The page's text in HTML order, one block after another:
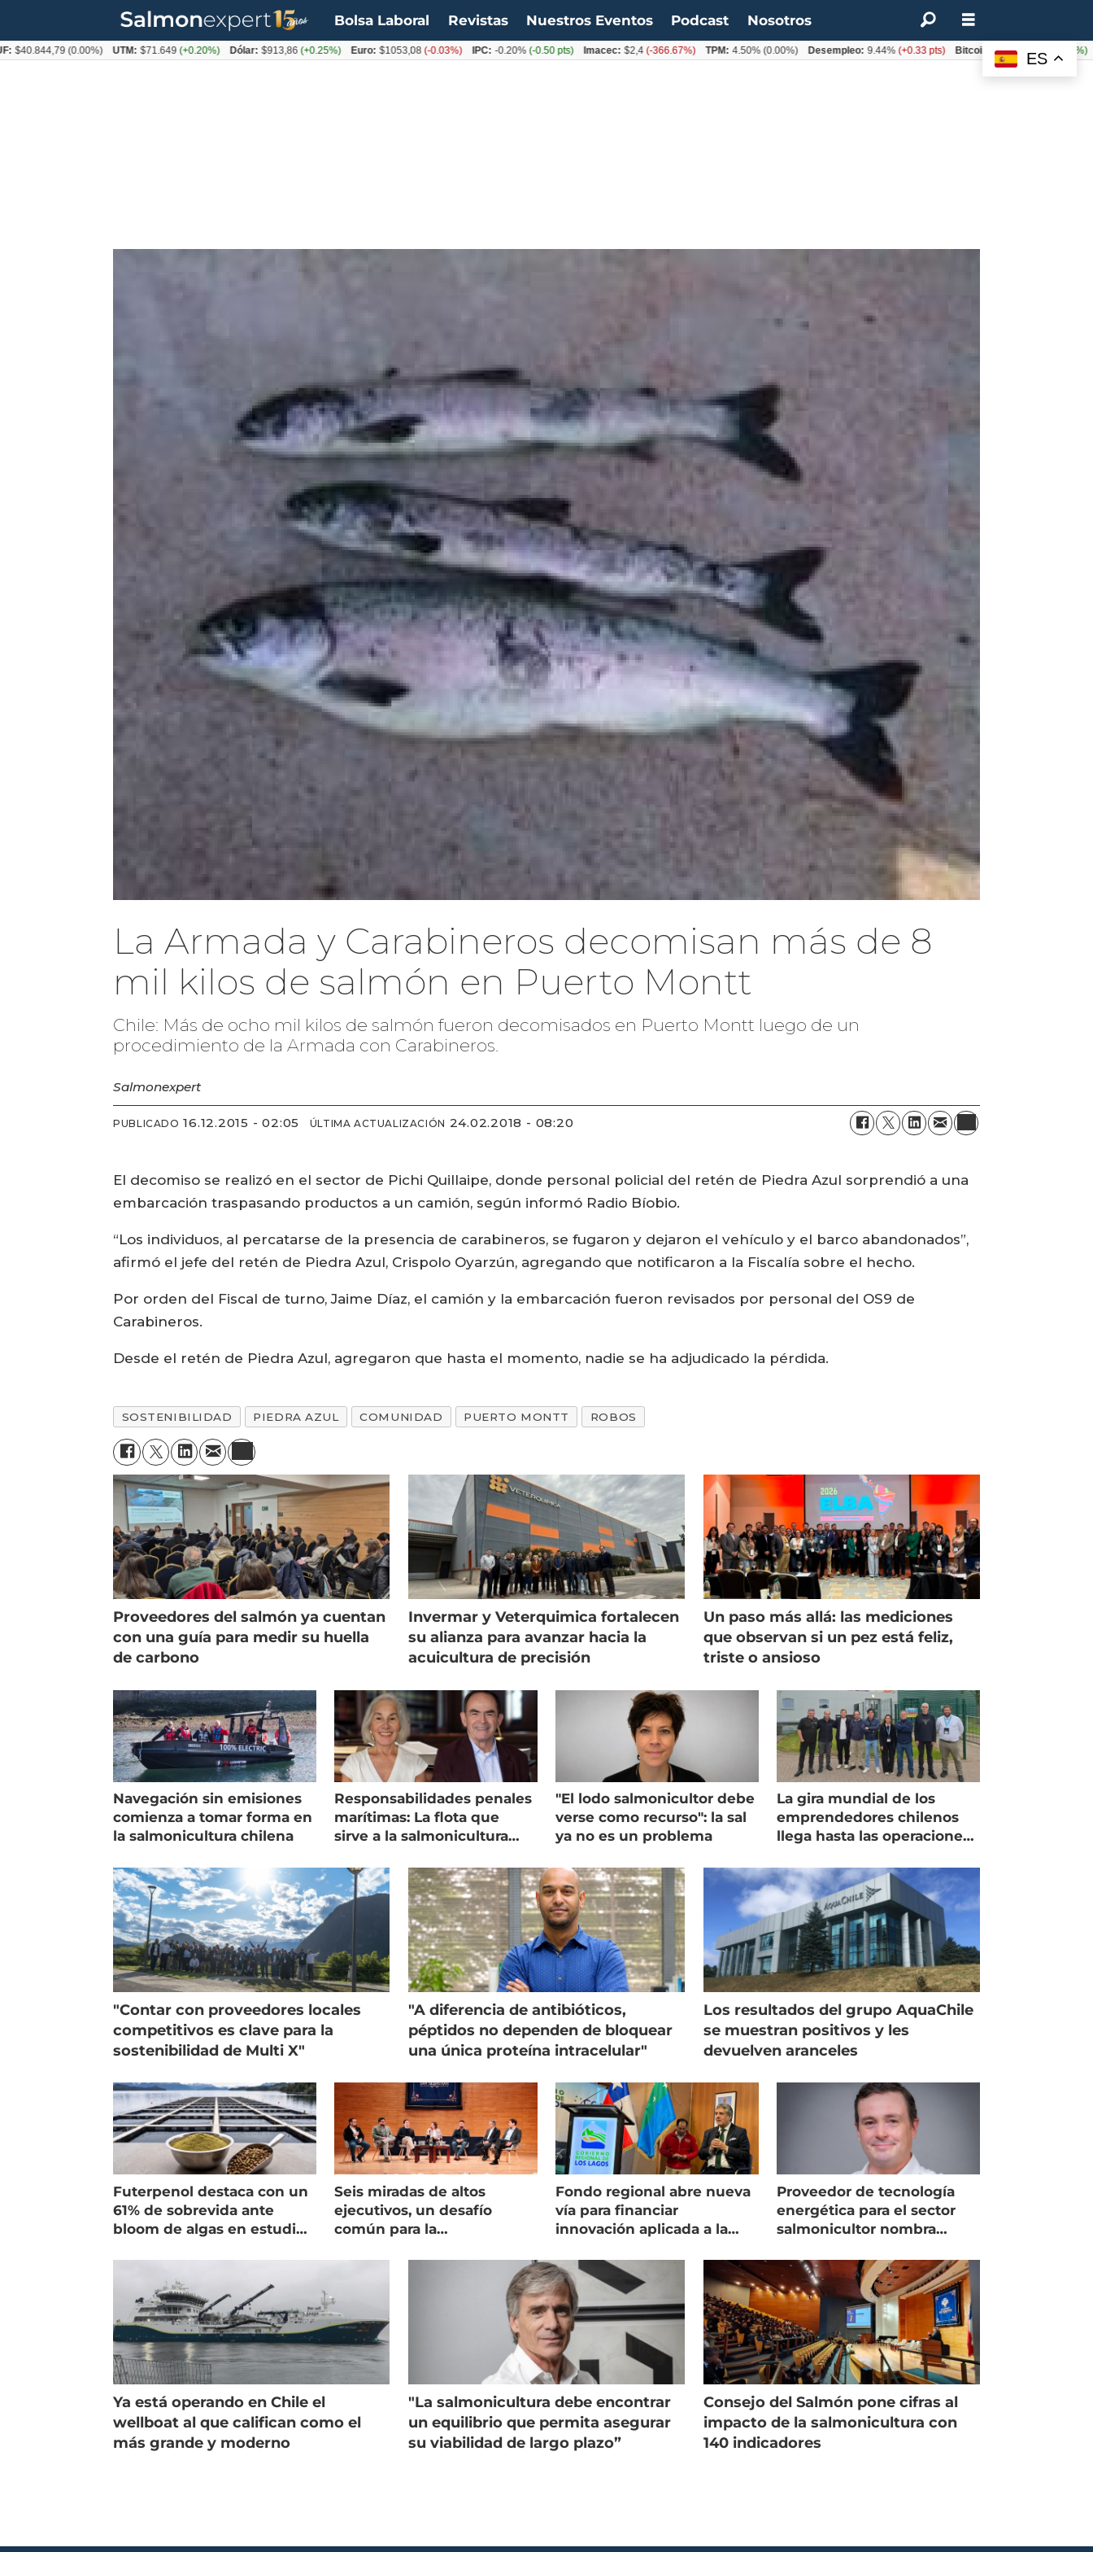
Bolsa Laboral Revistas Nuestros Eventos Podcast Nosotros
La Armada y Carabineros decomisan más de 8
mil kilos de salmón en Puerto Montt
Chile: Más de ocho mil kilos de salmón fueron decomisados en Puerto Montt luego de un
procedimiento de la Armada con Carabineros.
Salmonexpert
PUBLICADO 16.12.2015 - 02:05 ÚLTIMA ACTUALIZACIÓN 24.02.2018 - 08:20
El decomiso se realizó en el sector de Pichi Quillaipe, donde personal policial del retén de Piedra Azul sorprendió a una
embarcación traspasando productos a un camión, según informó Radio Bíobio.
“Los individuos, al percatarse de la presencia de carabineros, se fugaron y dejaron el vehículo y el barco abandonados”,
afirmó el jefe del retén de Piedra Azul, Crispolo Oyarzún, agregando que notificaron a la Fiscalía sobre el hecho.
Por orden del Fiscal de turno, Jaime Díaz, el camión y la embarcación fueron revisados por personal del OS9 de
Carabineros.
Desde el retén de Piedra Azul, agregaron que hasta el momento, nadie se ha adjudicado la pérdida.
SOSTENIBILIDAD PIEDRA AZUL COMUNIDAD PUERTO MONTT ROBOS
Proveedores del salmón ya cuentan
con una guía para medir su huella
de carbono
Invermar y Veterquimica fortalecen
su alianza para avanzar hacia la
acuicultura de precisión
Un paso más allá: las mediciones
que observan si un pez está feliz,
triste o ansioso
Navegación sin emisiones
comienza a tomar forma en
la salmonicultura chilena
Responsabilidades penales
marítimas: La flota que
sirve a la salmonicultura
"El lodo salmonicultor debe
verse como recurso": la sal
ya no es un problema
La gira mundial de los
emprendedores chilenos
llega hasta las operaciones
"Contar con proveedores locales
competitivos es clave para la
sostenibilidad de Multi X"
"A diferencia de antibióticos,
péptidos no dependen de bloquear
una única proteína intracelular"
Los resultados del grupo AquaChile
se muestran positivos y les
devuelven aranceles
Futerpenol destaca con un
61% de sobrevida ante
bloom de algas en estudio
Seis miradas de altos
ejecutivos, un desafío
común para la
Fondo regional abre nueva
vía para financiar
innovación aplicada a la
Proveedor de tecnología
energética para el sector
salmonicultor nombra
Ya está operando en Chile el
wellboat al que califican como el
más grande y moderno
"La salmonicultura debe encontrar
un equilibrio que permita asegurar
su viabilidad de largo plazo”
Consejo del Salmón pone cifras al
impacto de la salmonicultura con
140 indicadores
ES
(0.00%) UTM: $71.649(+0.20%) Dólar: $913,86(+0.25%) Euro: $1053,08(-0.03%) IPC: -0.20%(-0.50 pts) Imacec: $2,4(-366.67%) TPM: 4.50%(0.00%) Desempleo: 9.44%(+0.33 pts) Bitcoin: $64.600,08(+2.93%) UF: